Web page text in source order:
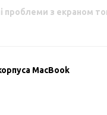
проблеми з екраном
MacBook